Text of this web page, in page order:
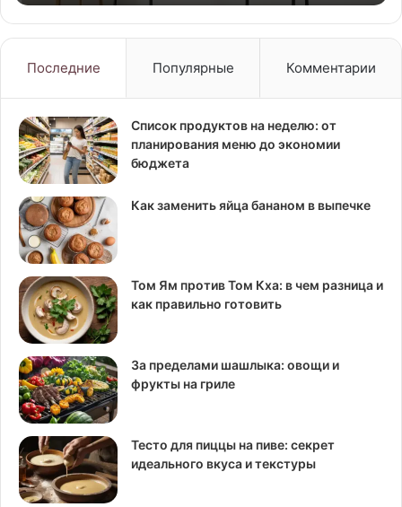
Последние Популярные Комментарии
Список продуктов на неделю: от
планирования меню до экономии
бюджета
Как заменить яйца бананом в выпечке
Том Ям против Том Кха: в чем разница и
как правильно готовить
За пределами шашлыка: овощи и
фрукты на гриле
Тесто для пиццы на пиве: секрет
идеального вкуса и текстуры